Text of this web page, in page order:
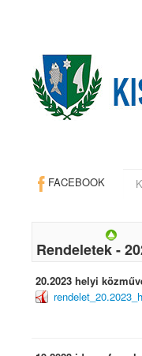
FACEBOOK
Rendeletek -
20.2023 helyi